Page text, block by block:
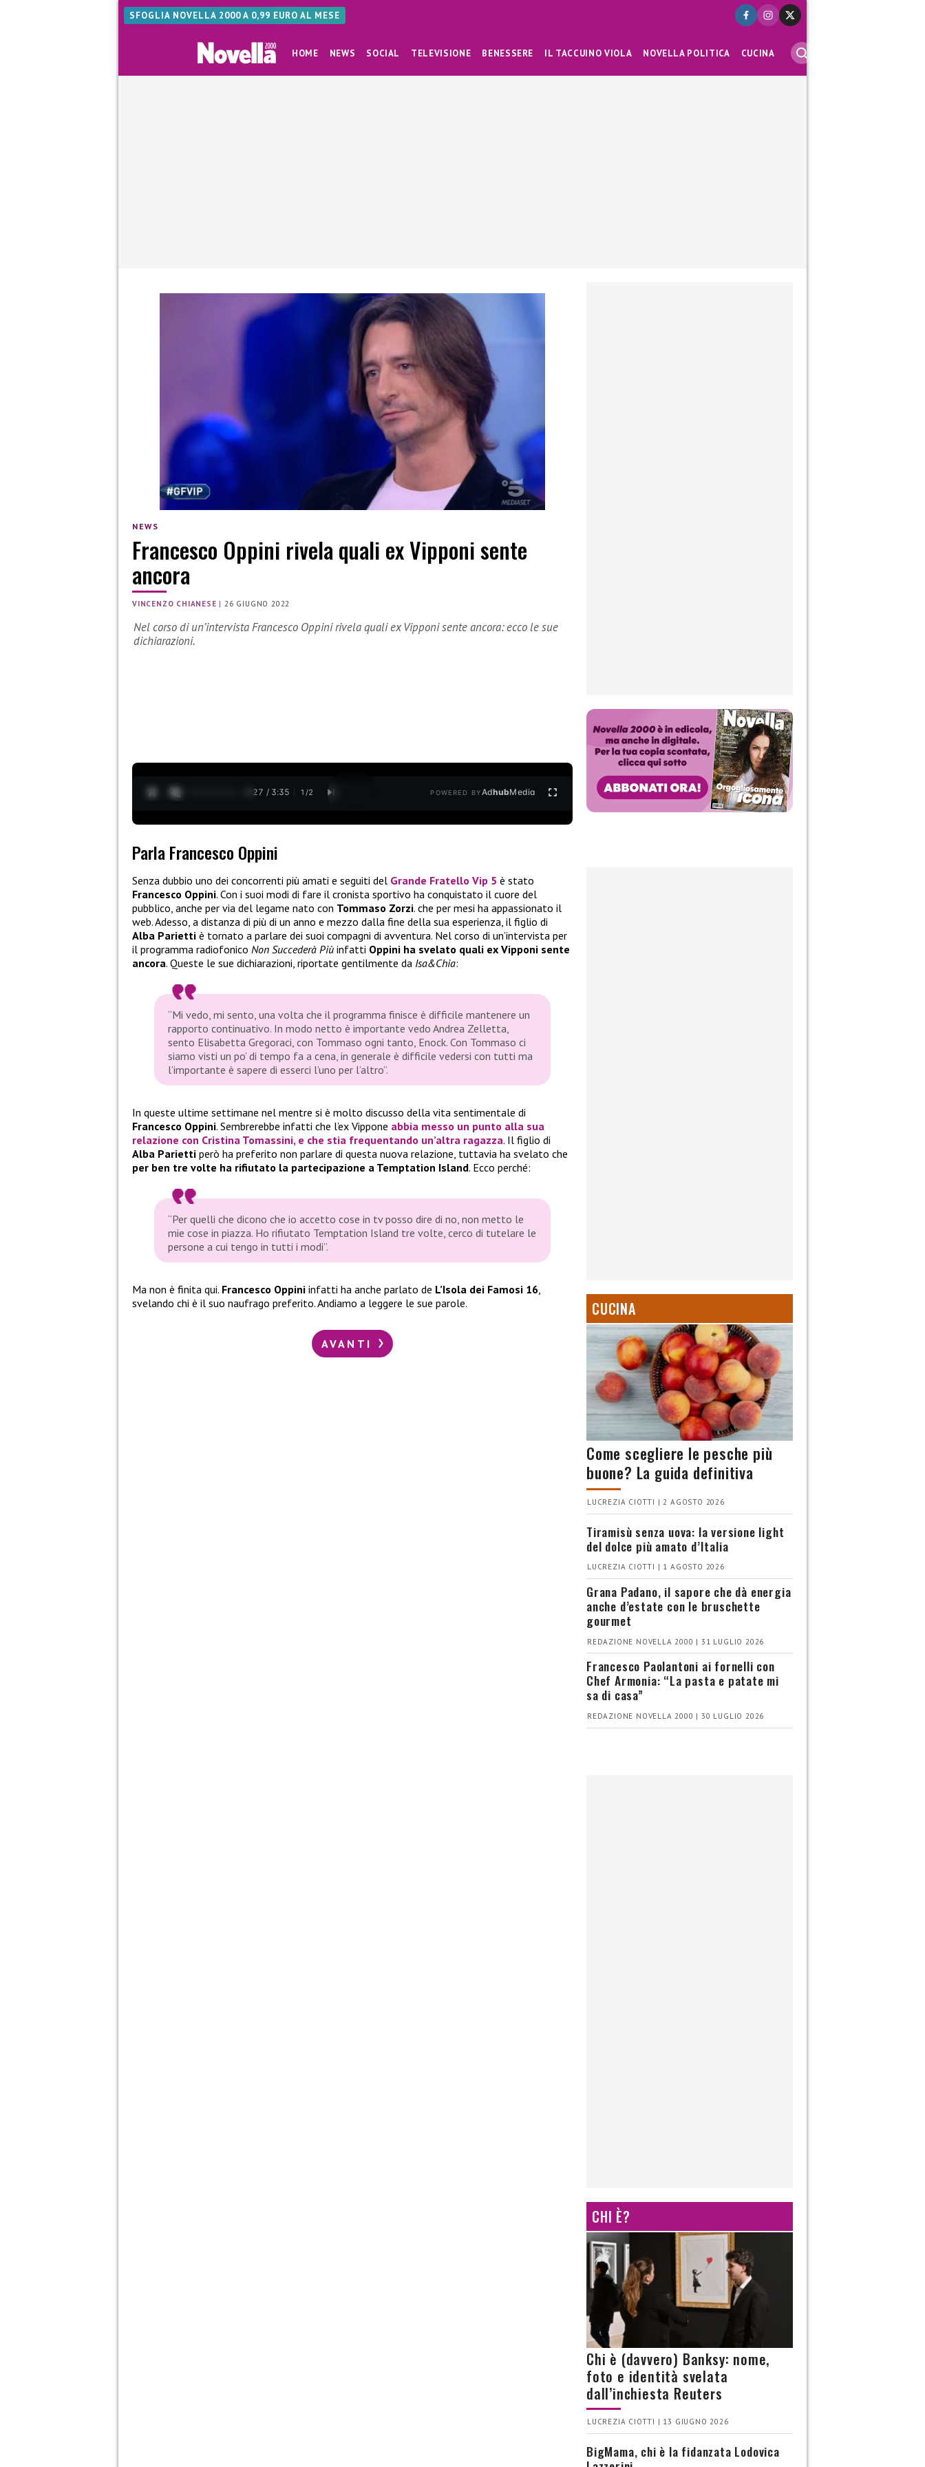
SFOGLIA NOVELLA 2000 A 0,99 EURO AL MESE
HOME NEWS SOCIAL TELEVISIONE BENESSERE IL TACCUINO VIOLA NOVELLA POLITICA CUCINA
NEWS
Francesco Oppini rivela quali ex Vipponi sente
ancora
VINCENZO CHIANESE |26 GIUGNO 2022
Nel corso di un’intervista Francesco Oppini rivela quali ex Vipponi sente ancora: ecco le sue
dichiarazioni.
0:28 / 3:35 1 /2 POWERED BYAdhubMedia
Parla Francesco Oppini
Senza dubbio uno dei concorrenti più amati e seguiti del Grande Fratello Vip 5 è stato
Francesco Oppini. Con i suoi modi di fare il cronista sportivo ha conquistato il cuore del
pubblico, anche per via del legame nato con Tommaso Zorzi. che per mesi ha appassionato il
web. Adesso, a distanza di più di un anno e mezzo dalla fine della sua esperienza, il figlio di
Alba Parietti è tornato a parlare dei suoi compagni di avventura. Nel corso di un’intervista per
il programma radiofonico Non Succederà Più infatti Oppini ha svelato quali ex Vipponi sente
ancora. Queste le sue dichiarazioni, riportate gentilmente da Isa&Chia:
“Mi vedo, mi sento, una volta che il programma finisce è difficile mantenere un
rapporto continuativo. In modo netto è importante vedo Andrea Zelletta,
sento Elisabetta Gregoraci, con Tommaso ogni tanto, Enock. Con Tommaso ci
siamo visti un po’ di tempo fa a cena, in generale è difficile vedersi con tutti ma
l’importante è sapere di esserci l’uno per l’altro”.
In queste ultime settimane nel mentre si è molto discusso della vita sentimentale di
Francesco Oppini. Sembrerebbe infatti che l’ex Vippone abbia messo un punto alla sua
relazione con Cristina Tomassini, e che stia frequentando un’altra ragazza. Il figlio di
Alba Parietti però ha preferito non parlare di questa nuova relazione, tuttavia ha svelato che
per ben tre volte ha rifiutato la partecipazione a Temptation Island. Ecco perché:
“Per quelli che dicono che io accetto cose in tv posso dire di no, non metto le
mie cose in piazza. Ho rifiutato Temptation Island tre volte, cerco di tutelare le
persone a cui tengo in tutti i modi”.
Ma non è finita qui. Francesco Oppini infatti ha anche parlato de L’Isola dei Famosi 16,
svelando chi è il suo naufrago preferito. Andiamo a leggere le sue parole.
AVANTI
CUCINA
Come scegliere le pesche più
buone? La guida definitiva
LUCREZIA CIOTTI | 2 AGOSTO 2026
Tiramisù senza uova: la versione light
del dolce più amato d’Italia
LUCREZIA CIOTTI | 1 AGOSTO 2026
Grana Padano, il sapore che dà energia
anche d’estate con le bruschette
gourmet
REDAZIONE NOVELLA 2000 | 31 LUGLIO 2026
Francesco Paolantoni ai fornelli con
Chef Armonia: “La pasta e patate mi
sa di casa”
REDAZIONE NOVELLA 2000 | 30 LUGLIO 2026
CHI È?
Chi è (davvero) Banksy: nome,
foto e identità svelata
dall’inchiesta Reuters
LUCREZIA CIOTTI | 13 GIUGNO 2026
BigMama, chi è la fidanzata Lodovica